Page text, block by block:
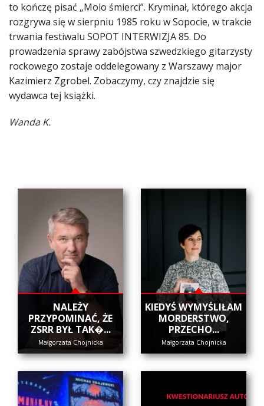
to kończę pisać „Molo śmierci”. Kryminał, którego akcja
rozgrywa się w sierpniu 1985 roku w Sopocie, w trakcie
trwania festiwalu SOPOT INTERWIZJA 85. Do
prowadzenia sprawy zabójstwa szwedzkiego gitarzysty
rockowego zostaje oddelegowany z Warszawy major
Kazimierz Zgrobel. Zobaczymy, czy znajdzie się
wydawca tej książki.
Wanda K.
NALEŻY
PRZYPOMINAĆ, ŻE
ZSRR BYŁ TAK�...
Małgorzata Chojnicka
KIEDYŚ WYMYŚLIŁAM
MORDERSTWO,
PRZECHO...
Małgorzata Chojnicka